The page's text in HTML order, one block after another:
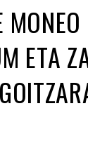
ETA